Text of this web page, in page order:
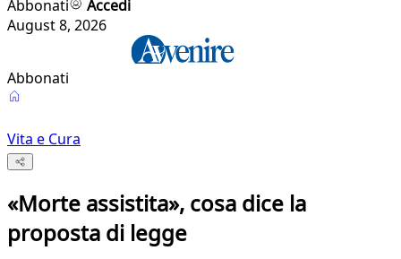
Abbonati
Accedi
August 8, 2026
Abbonati
Vita e Cura
«Morte assistita», cosa dice la
proposta di legge